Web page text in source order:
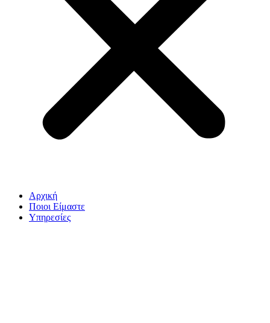
Αρχική
Ποιοι Είμαστε
Υπηρεσίες